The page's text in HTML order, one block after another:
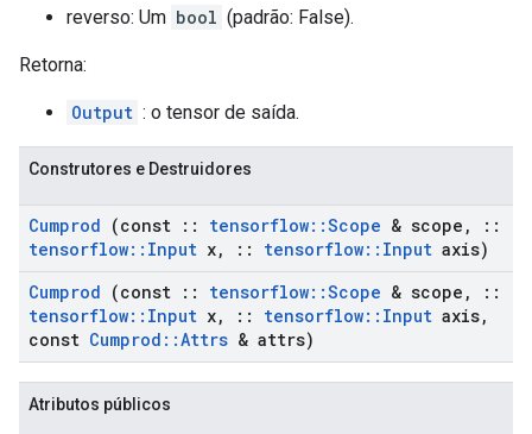
reverso: Um bool (padrão: False).
Retorna:
Output : o tensor de saída.
Construtores e Destruidores
Cumprod (const :: tensorflow::Scope & scope ,
::
tensorflow:: Input x, :: tensorflow:: Input axis)
Cumprod (const :: tensorflow::Scope & scope ,
::
tensorflow:: Input x, :: tensorflow:: Input axis,
const Cumprod ::Attrs & attrs)
Atributos públicos